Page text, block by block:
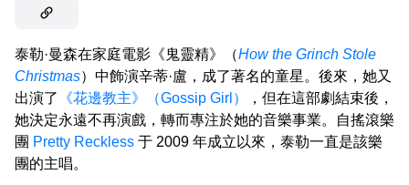
泰勒·曼森在家庭電影《鬼靈精》（How the Grinch Stole
Christmas）中飾演辛蒂·盧，成了著名的童星。後來，她又
出演了
《花邊教主》（Gossip Girl）
，但在這部劇結束後，
她決定永遠不再演戲，轉而專注於她的音樂事業。自搖滾樂
團 Pretty Reckless 于 2009 年成立以來，泰勒一直是該樂
團的主唱。